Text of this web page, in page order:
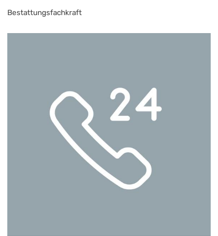
Bestattungsfachkraft